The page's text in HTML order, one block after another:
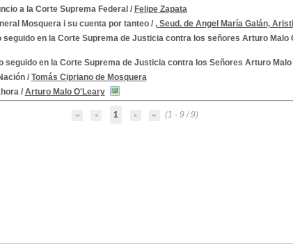
a la Corte Suprema Federal / Felipe Zapata
Mosquera i su cuenta por tanteo/ , Seud. de Angel María Galán,
seguido en la Corte Suprema de Justicia contra los señores Arturo Malo
seguido en la Corte Suprema de Justicia contra los Señores Arturo
/ Tomás Cipriano de Mosquera
/ Arturo Malo O'Leary
1 (1 - 9 / 9)